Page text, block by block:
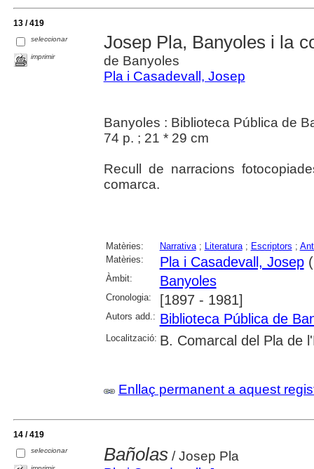
13 / 419
seleccionar
imprimir
Josep Pla, Banyoles i la
de Banyoles
Pla i Casadevall, Josep
Banyoles : Biblioteca Pública de
74 p. ; 21 * 29 cm
Recull de narracions
comarca.
Matèries: Narrativa; Literatura; Escriptors ;
Matèries:
Pla i Casadevall, Josep
Àmbit: Banyoles
Cronologia: [1897 - 1981]
Autors add.: Biblioteca Pública de
Localització: B. Comarcal del Pla de
Enllaç permanent a aquest
14 / 419
seleccionar Bañolas/ Josep Pla